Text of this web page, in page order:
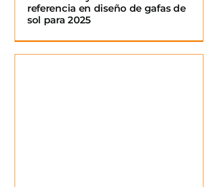
referencia en diseño de gafas de
sol para 2025